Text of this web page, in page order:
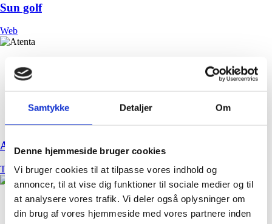
Samtykke Detaljer Om
Denne hjemmeside bruger cookies
Vi bruger cookies til at tilpasse vores indhold og
annoncer, til at vise dig funktioner til sociale medier og til
at analysere vores trafik. Vi deler også oplysninger om
din brug af vores hjemmeside med vores partnere inden
Sun golf
Web
Atenta
Tryk, Web